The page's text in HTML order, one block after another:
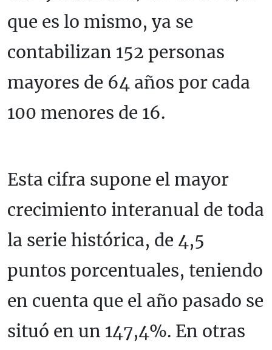
que es lo mismo, ya se
contabilizan 152 personas
mayores de 64 años por cada
100 menores de 16.
Esta cifra supone el mayor
crecimiento interanual de toda
la serie histórica, de 4,5
puntos porcentuales, teniendo
en cuenta que el año pasado se
situó en un 147,4%. En otras